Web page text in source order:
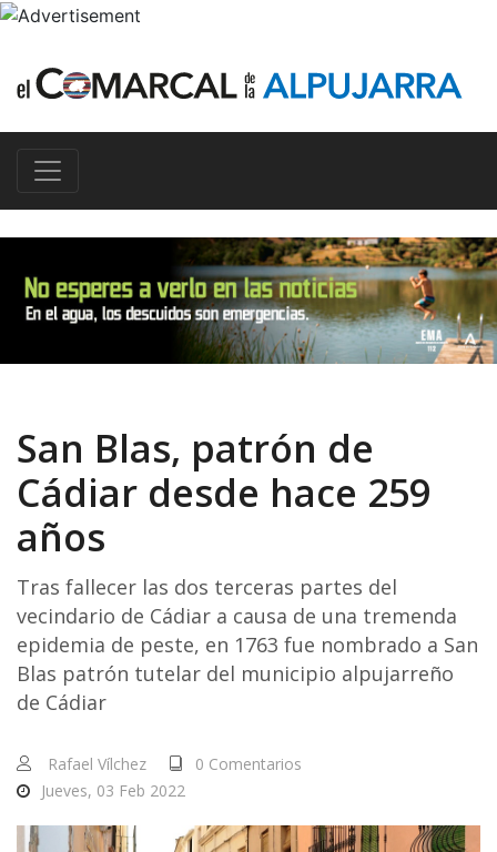
San Blas, patrón de
Cádiar desde hace 259
años
Tras fallecer las dos terceras partes del
vecindario de Cádiar a causa de una tremenda
epidemia de peste, en 1763 fue nombrado a San
Blas patrón tutelar del municipio alpujarreño
de Cádiar
Rafael Vílchez
0 Comentarios
Jueves, 03 Feb 2022